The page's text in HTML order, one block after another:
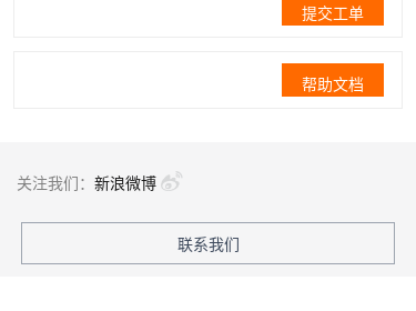
提交工单
帮助文档